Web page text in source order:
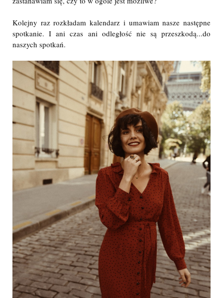
Kolejny raz rozkładam kalendarz i umawiam nasze następne
spotkanie. I ani czas ani odległość nie są przeszkodą...do
naszych spotkań.